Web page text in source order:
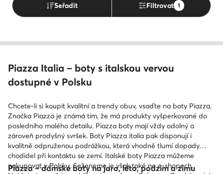
Seřadit Filtrovat 1
Piazza Italia – boty s italskou vervou
dostupné v Polsku
Chcete-li si koupit kvalitní a trendy obuv, vsaďte na boty Piazza.
Značka Piazza je známá tím, že má produkty vyšperkované do
posledního malého detailu. Piazza boty mají vždy odolný a
zároveň prodyšný svršek. Boty Piazza italia pak disponují i
kvalitně odpruženou podrážkou, která vhodně tlumí dopady
chodidel při kontaktu se zemí. Italské boty Piazza můžeme
nakupovat v Polsku. Seženeme je však také ne e-shopech.
Piazza – dámské boty na jaro, léto, podzim a zimu